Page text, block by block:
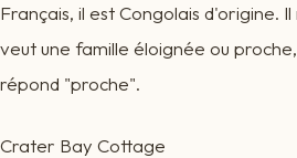
Français, il est Congolais d'origine.
veut une famille éloignée ou
répond "proche".
Crater Bay Cottage